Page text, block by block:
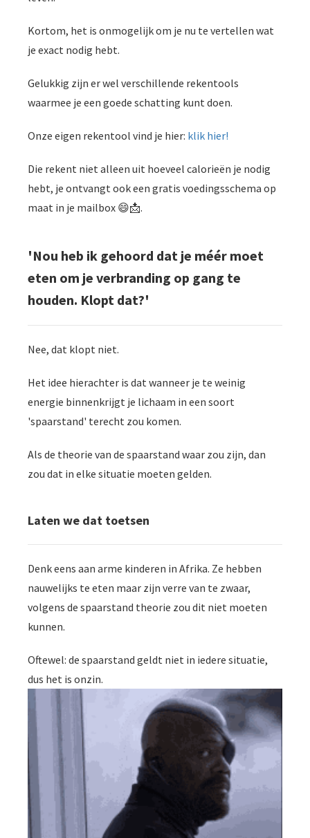
Kortom, het is onmogelijk om je nu te vertellen wat
je exact nodig hebt.
Gelukkig zijn er wel verschillende rekentools
waarmee je een goede schatting kunt doen.
Onze eigen rekentool vind je hier: klik hier!
Die rekent niet alleen uit hoeveel calorieën je nodig
hebt, je ontvangt ook een gratis voedingsschema op
maat in je mailbox 😄📩.
'Nou heb ik gehoord dat je méér moet
eten om je verbranding op gang te
houden. Klopt dat?'
Nee, dat klopt niet.
Het idee hierachter is dat wanneer je te weinig
energie binnenkrijgt je lichaam in een soort
'spaarstand' terecht zou komen.
Als de theorie van de spaarstand waar zou zijn, dan
zou dat in elke situatie moeten gelden.
Laten we dat toetsen
Denk eens aan arme kinderen in Afrika. Ze hebben
nauwelijks te eten maar zijn verre van te zwaar,
volgens de spaarstand theorie zou dit niet moeten
kunnen.
Oftewel: de spaarstand geldt niet in iedere situatie,
dus het is onzin.